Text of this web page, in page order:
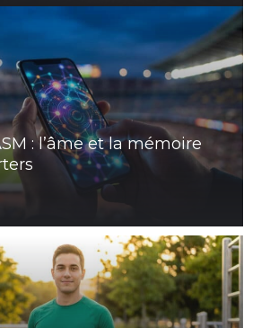
: l’âme et la mémoire